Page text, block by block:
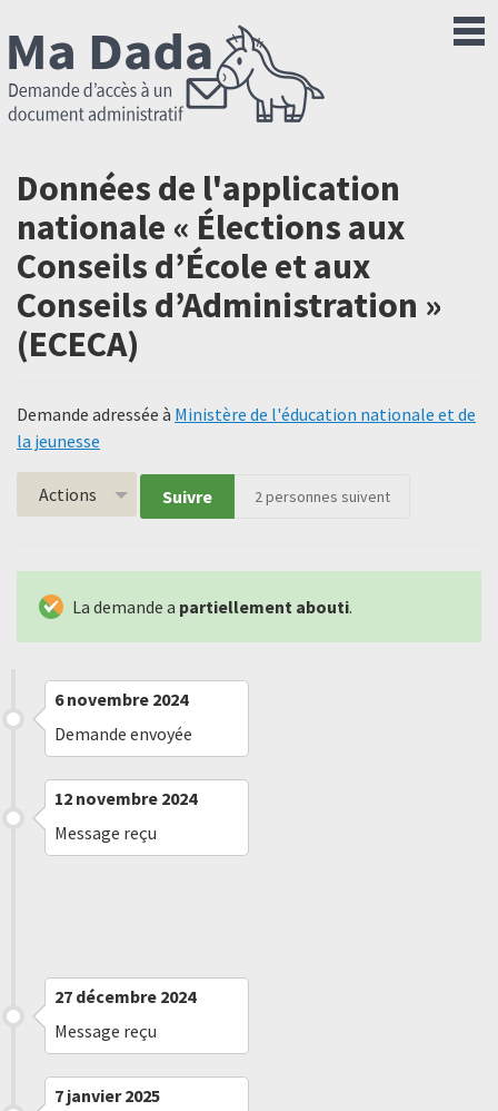
Données de l'application
nationale « Élections aux
Conseils d’École et aux
Conseils d’Administration »
(ECECA)
Demande adressée à Ministère de l'éducation nationale et de
la jeunesse
Actions Suivre 2personnes suivent
La demande a partiellement abouti.
6 novembre 2024
Demande envoyée
12 novembre 2024
Message reçu
27 décembre 2024
Message reçu
7 janvier 2025